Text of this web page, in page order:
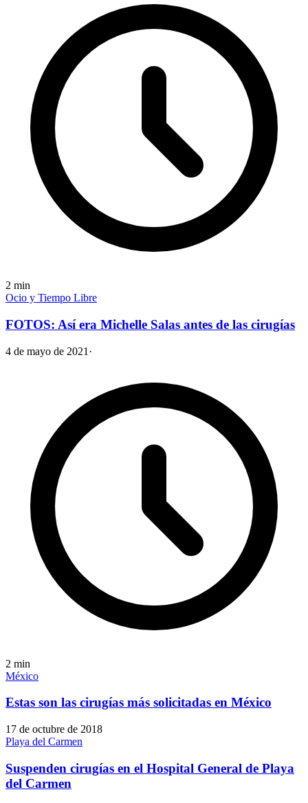
2 min
Ocio y Tiempo Libre
FOTOS: Así era Michelle Salas antes de las cirugías
4 de mayo de 2021 ·
2 min
México
Estas son las cirugías más solicitadas en México
17 de octubre de 2018
Playa del Carmen
Suspenden cirugías en el Hospital General de Playa
del Carmen